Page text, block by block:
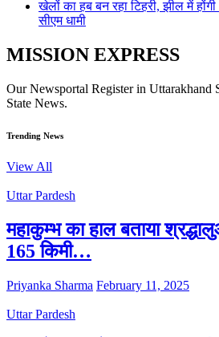
खेलों का हब बन रहा टिहरी, झील में होंगी
सीएम धामी
MISSION EXPRESS
Our Newsportal Register in Uttarakhand
State News.
Trending News
View All
Uttar Pardesh
महाकुम्भ का हाल बताया
165 किमी…
Priyanka Sharma February 11, 2025
Uttar Pardesh